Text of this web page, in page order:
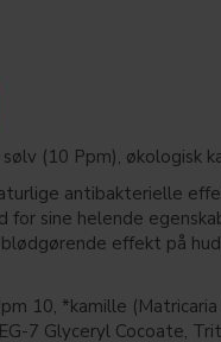
(10 Ppm), økologisk
antibakterielle
for sine helende
effekt på
10, *kamille
7 Glyceryl Cocoate,